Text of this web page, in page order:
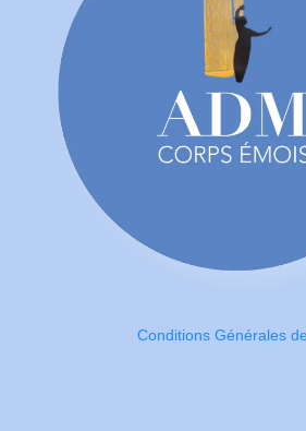
Conditions Générales